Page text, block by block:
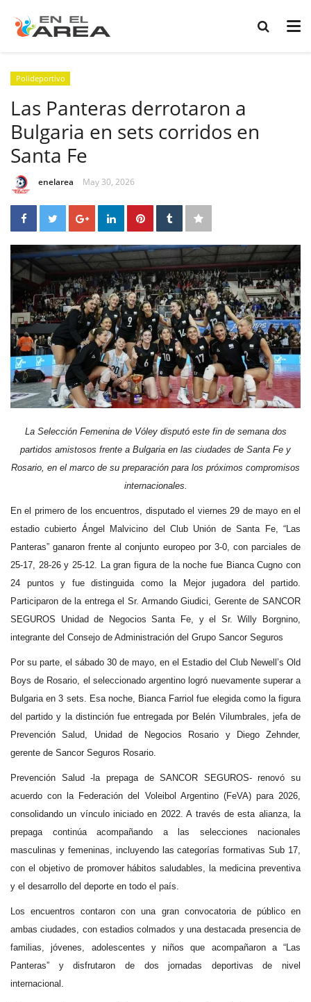
Polideportivo
Las Panteras derrotaron a
Bulgaria en sets corridos en
Santa Fe
enelarea May 30, 2026
La Selección Femenina de Vóley disputó este fin de semana dos
partidos amistosos frente a Bulgaria en las ciudades de Santa Fe y
Rosario, en el marco de su preparación para los próximos compromisos
internacionales.
En el primero de los encuentros, disputado el viernes 29 de mayo en el
estadio cubierto Ángel Malvicino del Club Unión de Santa Fe, “Las
Panteras” ganaron frente al conjunto europeo por 3-0, con parciales de
25-17, 28-26 y 25-12. La gran figura de la noche fue Bianca Cugno con
24 puntos y fue distinguida como la Mejor jugadora del partido.
Participaron de la entrega el Sr. Armando Giudici, Gerente de SANCOR
SEGUROS Unidad de Negocios Santa Fe, y el Sr. Willy Borgnino,
integrante del Consejo de Administración del Grupo Sancor Seguros
Por su parte, el sábado 30 de mayo, en el Estadio del Club Newell’s Old
Boys de Rosario, el seleccionado argentino logró nuevamente superar a
Bulgaria en 3 sets. Esa noche, Bianca Farriol fue elegida como la figura
del partido y la distinción fue entregada por Belén Vilumbrales, jefa de
Prevención Salud, Unidad de Negocios Rosario y Diego Zehnder,
gerente de Sancor Seguros Rosario.
Prevención Salud -la prepaga de SANCOR SEGUROS- renovó su
acuerdo con la Federación del Voleibol Argentino (FeVA) para 2026,
consolidando un vínculo iniciado en 2022. A través de esta alianza, la
prepaga continúa acompañando a las selecciones nacionales
masculinas y femeninas, incluyendo las categorías formativas Sub 17,
con el objetivo de promover hábitos saludables, la medicina preventiva
y el desarrollo del deporte en todo el país.
Los encuentros contaron con una gran convocatoria de público en
ambas ciudades, con estadios colmados y una destacada presencia de
familias, jóvenes, adolescentes y niños que acompañaron a “Las
Panteras” y disfrutaron de dos jornadas deportivas de nivel
internacional.